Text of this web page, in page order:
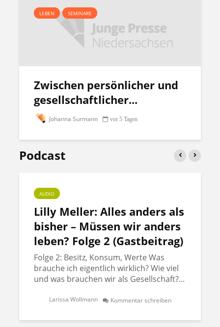
LEBEN SEMINARE
Zwischen persönlicher und
gesellschaftlicher...
Johanna Surmann vor 5 Tagen
Podcast
AUDIO
Lilly Meller: Alles anders als
bisher – Müssen wir anders
leben? Folge 2 (Gastbeitrag)
Folge 2: Besitz, Konsum, Werte Was
brauche ich eigentlich wirklich? Wie viel
und was brauchen wir als Gesellschaft?...
Larissa Wollmann Kommentar schreiben